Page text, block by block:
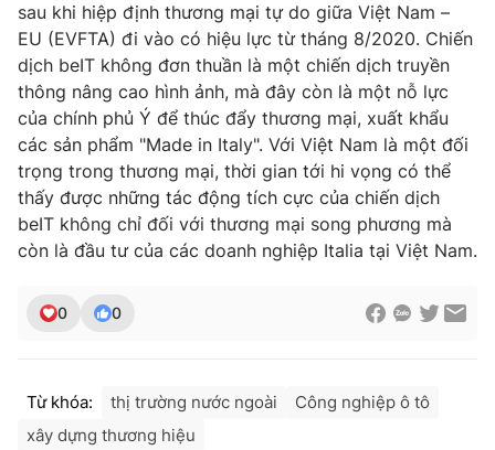
sau khi hiệp định thương mại tự do giữa Việt Nam –
EU (EVFTA) đi vào có hiệu lực từ tháng 8/2020. Chiến
dịch beIT không đơn thuần là một chiến dịch truyền
thông nâng cao hình ảnh, mà đây còn là một nỗ lực
của chính phủ Ý để thúc đẩy thương mại, xuất khẩu
các sản phẩm "Made in Italy". Với Việt Nam là một đối
trọng trong thương mại, thời gian tới hi vọng có thể
thấy được những tác động tích cực của chiến dịch
beIT không chỉ đối với thương mại song phương mà
còn là đầu tư của các doanh nghiệp Italia tại Việt Nam.
0 0
Từ khóa: thị trường nước ngoài
Công nghiệp ô tô
xây dựng thương hiệu